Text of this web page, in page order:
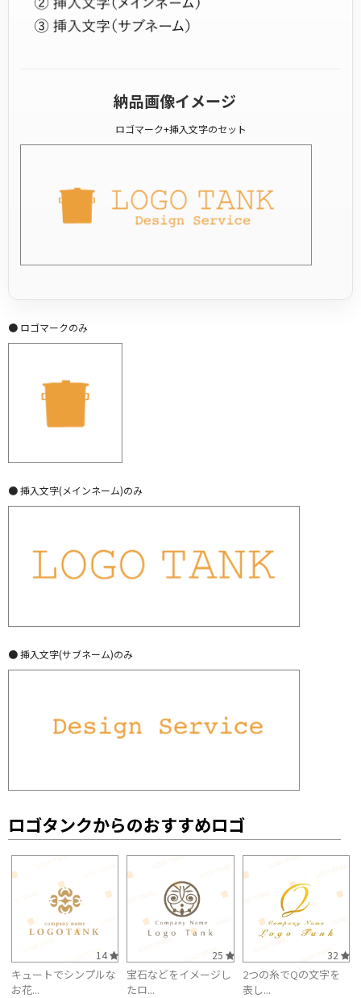
納品画像イメージ
ロゴマーク+挿入文字のセット
● ロゴマークのみ
● 挿入文字(メインネーム)のみ
● 挿入文字(サブネーム)のみ
ロゴタンクからのおすすめロゴ
14
キュートでシンプルな
お花...
25
宝石などをイメージし
たロ...
32
2つの糸でQの文字を
表し...